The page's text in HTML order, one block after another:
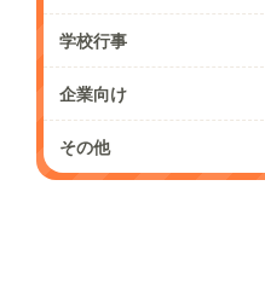
学校行事
企業向け
その他